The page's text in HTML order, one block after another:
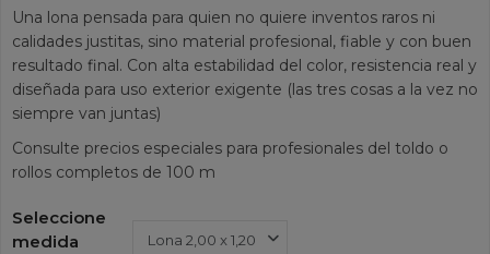
Una lona pensada para quien no quiere inventos raros ni
calidades justitas, sino material profesional, fiable y con buen
resultado final. Con alta estabilidad del color, resistencia real y
diseñada para uso exterior exigente (las tres cosas a la vez no
siempre van juntas)
Consulte precios especiales para profesionales del toldo o
rollos completos de 100 m
Seleccione
medida